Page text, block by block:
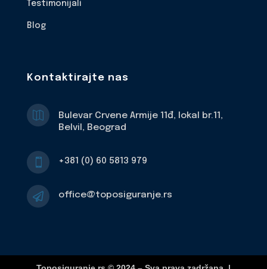
Testimonijali
Blog
Kontaktirajte nas

Bulevar Crvene Armije 11đ, lokal br.11,
Belvil, Beograd
 +381 (0) 60 5813 979
 office@toposiguranje.rs